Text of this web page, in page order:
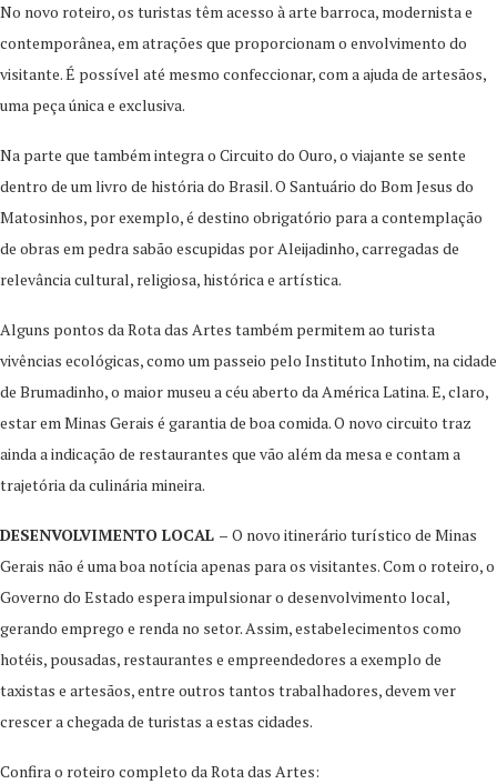
No novo roteiro, os turistas têm acesso à arte barroca, modernista e
contemporânea, em atrações que proporcionam o envolvimento do
visitante. É possível até mesmo confeccionar, com a ajuda de artesãos,
uma peça única e exclusiva.
Na parte que também integra o Circuito do Ouro, o viajante se sente
dentro de um livro de história do Brasil. O Santuário do Bom Jesus do
Matosinhos, por exemplo, é destino obrigatório para a contemplação
de obras em pedra sabão escupidas por Aleijadinho, carregadas de
relevância cultural, religiosa, histórica e artística.
Alguns pontos da Rota das Artes também permitem ao turista
vivências ecológicas, como um passeio pelo Instituto Inhotim, na cidade
de Brumadinho, o maior museu a céu aberto da América Latina. E, claro,
estar em Minas Gerais é garantia de boa comida. O novo circuito traz
ainda a indicação de restaurantes que vão além da mesa e contam a
trajetória da culinária mineira.
DESENVOLVIMENTO LOCAL – O novo itinerário turístico de Minas
Gerais não é uma boa notícia apenas para os visitantes. Com o roteiro, o
Governo do Estado espera impulsionar o desenvolvimento local,
gerando emprego e renda no setor. Assim, estabelecimentos como
hotéis, pousadas, restaurantes e empreendedores a exemplo de
taxistas e artesãos, entre outros tantos trabalhadores, devem ver
crescer a chegada de turistas a estas cidades.
Confira o roteiro completo da Rota das Artes: